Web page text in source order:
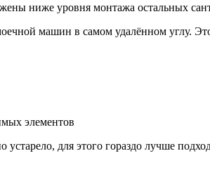
ниже уровня монтажа остальных
машин в самом удалённом углу.
элементов
для этого гораздо лучше